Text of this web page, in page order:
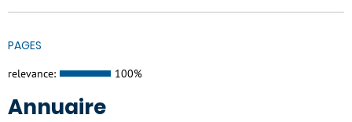
PAGES
relevance: 100%
Annuaire